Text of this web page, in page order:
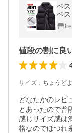
ベ
ベ
量
き
値段の割に良
サイズ ： ちょうど
どなたかのレビ
とあったので普
感じサイズ感は
格なのでほつれ